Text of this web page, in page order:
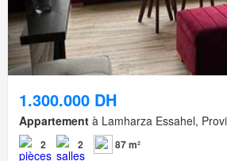
1.300.000 DH
Appartement à Lamharza Essahel,
2 2 87 m²